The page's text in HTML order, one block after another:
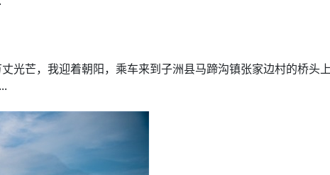
芒，我迎着朝阳，乘车来到子洲县马蹄沟镇张家边村的桥头